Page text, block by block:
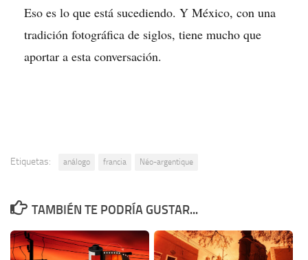
Eso es lo que está sucediendo. Y México, con una
tradición fotográfica de siglos, tiene mucho que
aportar a esta conversación.
Etiquetas: análogo francia Néo-argentique
TAMBIÉN TE PODRÍA GUSTAR...